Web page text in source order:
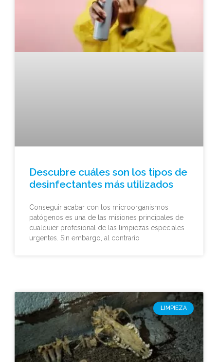
Descubre cuáles son los tipos de
desinfectantes más utilizados
Conseguir acabar con los microorganismos
patógenos es una de las misiones principales de
cualquier profesional de las limpiezas especiales
urgentes. Sin embargo, al contrario
LIMPIEZA